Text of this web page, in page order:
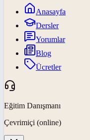
Anasayfa
Dersler
Yorumlar
Blog
Ücretler
Eğitim Danışmanı
Çevrimiçi (online)